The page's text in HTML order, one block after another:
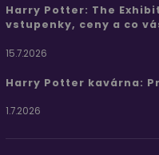
Harry Potter: The
vstupenky, ceny a co
15.7.2026
Harry Potter kavárna:
1.7.2026